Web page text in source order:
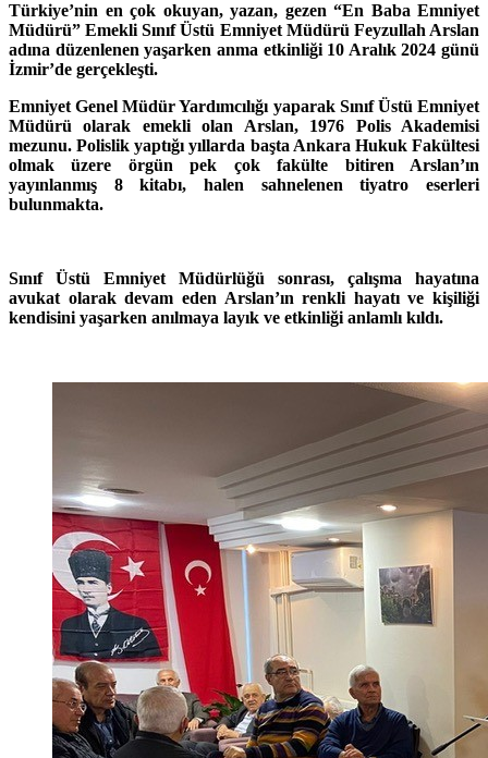
Türkiye’nin en çok okuyan, yazan, gezen “En Baba Emniyet
Müdürü” Emekli Sınıf Üstü Emniyet Müdürü Feyzullah Arslan
adına düzenlenen yaşarken anma etkinliği 10 Aralık 2024 günü
İzmir’de gerçekleşti.
Emniyet Genel Müdür Yardımcılığı yaparak Sınıf Üstü Emniyet
Müdürü olarak emekli olan Arslan, 1976 Polis Akademisi
mezunu. Polislik yaptığı yıllarda başta Ankara Hukuk Fakültesi
olmak üzere örgün pek çok fakülte bitiren Arslan’ın
yayınlanmış 8 kitabı, halen sahnelenen tiyatro eserleri
bulunmakta.
Sınıf Üstü Emniyet Müdürlüğü sonrası, çalışma hayatına
avukat olarak devam eden Arslan’ın renkli hayatı ve kişiliği
kendisini yaşarken anılmaya layık ve etkinliği anlamlı kıldı.